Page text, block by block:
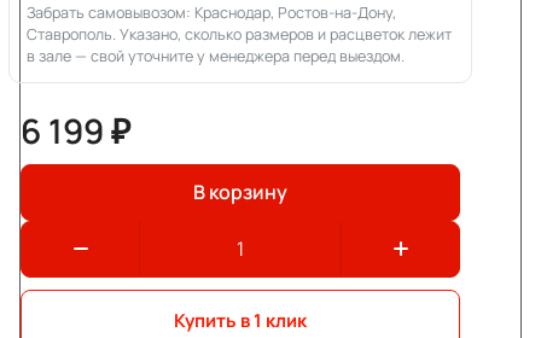
Забрать самовывозом: Краснодар, Ростов-на-Дону,
Ставрополь. Указано, сколько размеров и расцветок лежит
в зале — свой уточните у менеджера перед выездом.
6 199 ₽
В корзину
Купить в 1 клик